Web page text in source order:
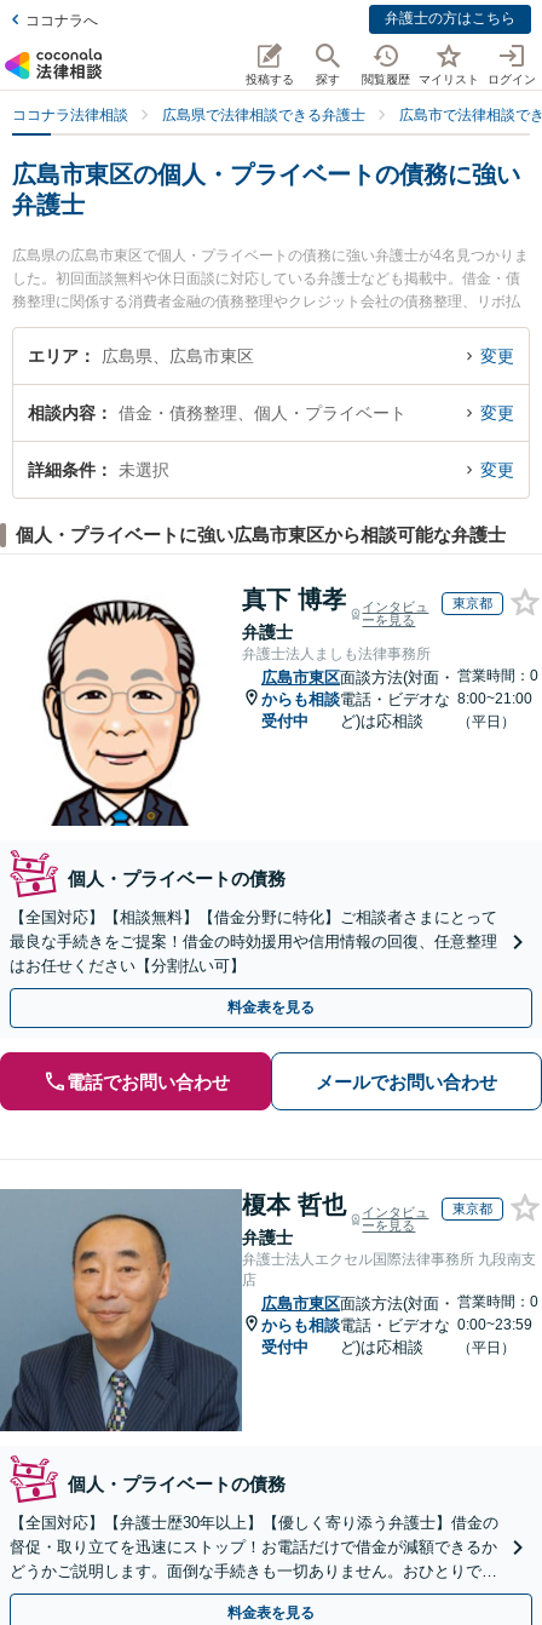
ココナラへ 弁護士の方はこちら
投稿する 探す 閲覧履歴 マイリスト ログイン
ココナラ法律相談 広島県で法律相談できる弁護士 広島市で法律相談で
広島市東区の個人・プライベートの債務に強い
弁護士
広島県の広島市東区で個人・プライベートの債務に強い弁護士が4名見つかりま
した。初回面談無料や休日面談に対応している弁護士なども掲載中。借金・債
務整理に関係する消費者金融の債務整理やクレジット会社の債務整理、リボ払
いの債務整理等の細かな分野での絞り込み検索もでき便利です。特に弁護士法
人共創 広島駅前法律事務所の二井 柳至弁護士やうした法律事務所の加藤 泰弁
発生した個人・プライベートの債務のトラブルを今すぐに弁護士に相談した
い』『個人・プライベートの債務のトラブル解決の実績豊富な近くの弁護士を
検索したい』『初回相談無料で個人・プライベートの債務を法律相談できる広
エリア 広島県、広島市東区 変更
相談内容 借金・債務整理、個人・プライベート 変更
詳細条件 未選択 変更
個人・プライベートに強い広島市東区から相談可能な弁護士
真下 博孝
弁護士
インタビュ
ーを見る
東京都
弁護士法人ましも法律事務所
広島市東区
からも相談
受付中
面談方法(対面・
電話・ビデオな
ど)は応相談
営業時間：0
8:00~21:00
（平日）
個人・プライベートの債務
【全国対応】【相談無料】【借金分野に特化】ご相談者さまにとって
最良な手続きをご提案！借金の時効援用や信用情報の回復、任意整理
はお任せください【分割払い可】
料金表を見る
電話でお問い合わせ メールでお問い合わせ
榎本 哲也
弁護士
インタビュ
ーを見る
東京都
弁護士法人エクセル国際法律事務所 九段南支
店
広島市東区
からも相談
受付中
面談方法(対面・
電話・ビデオな
ど)は応相談
営業時間：0
0:00~23:59
（平日）
個人・プライベートの債務
【全国対応】【弁護士歴30年以上】【優しく寄り添う弁護士】借金の
督促・取り立てを迅速にストップ！お電話だけで借金が減額できるか
どうかご説明します。面倒な手続きも一切ありません。おひとりで悩
まず、お気軽にご相談ください。【電話相談可】
料金表を見る